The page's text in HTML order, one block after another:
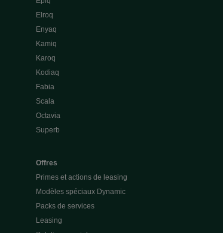
Elroq
Enyaq
Kamiq
Karoq
Kodiaq
Fabia
Scala
Octavia
Superb
Offres
Primes et actions de leasing
Modèles spéciaux Dynamic
Packs de services
Leasing